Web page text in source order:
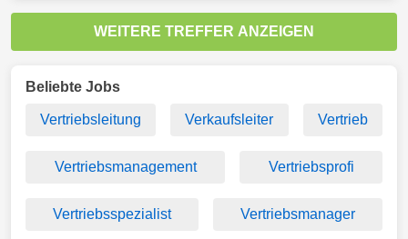
WEITERE TREFFER ANZEIGEN
Beliebte Jobs
Vertriebsleitung Verkaufsleiter Vertrieb
Vertriebsmanagement Vertriebsprofi
Vertriebsspezialist Vertriebsmanager